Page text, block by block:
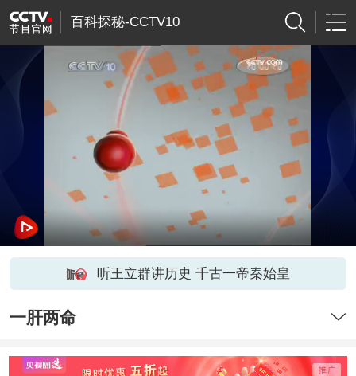
百科探秘-CCTV10
听王立群讲历史 千古一帝秦始皇
一肝两命